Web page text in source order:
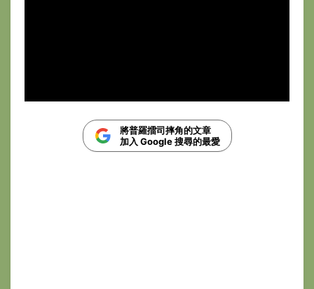
將普羅擂司摔角的文章
加入 Google 搜尋的最愛